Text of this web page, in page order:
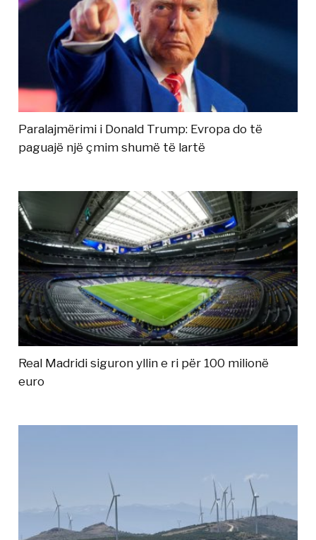
Paralajmërimi i Donald Trump: Evropa do të
paguajë një çmim shumë të lartë
Real Madridi siguron yllin e ri për 100 milionë
euro